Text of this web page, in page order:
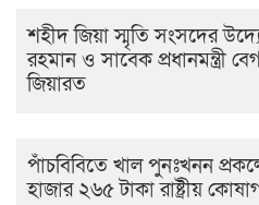
শহীদ জিয়া স্মৃতি সংসদের
রহমান ও সাবেক প্রধানমন্ত্রী
জিয়ারত
পাঁচবিবিতে খাল পুনঃখনন
হাজার ২৬৫ টাকা রাষ্ট্রীয়